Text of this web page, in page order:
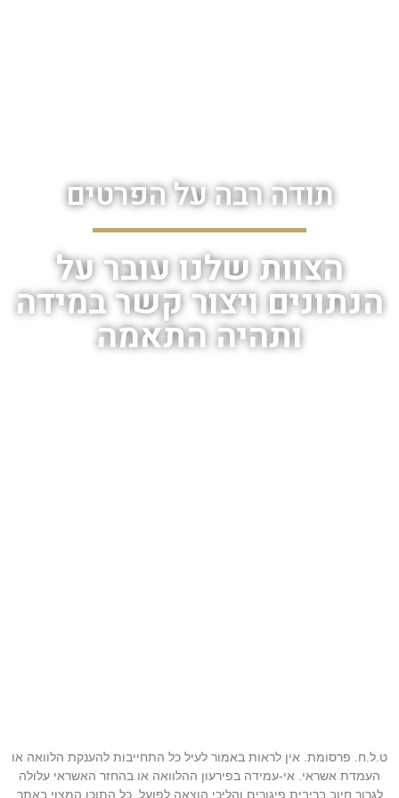
תודה רבה על הפרטים
הצוות שלנו עובר על
הנתונים ויצור קשר במידה
ותהיה התאמה
ט.ל.ח. פרסומת. אין לראות באמור לעיל כל התחייבות להענקת הלוואה או
העמדת אשראי. אי-עמידה בפירעון ההלוואה או בהחזר האשראי עלולה
לגרור חיוב בריבית פיגורים והליכי הוצאה לפועל. כל התוכן המצוי באתר